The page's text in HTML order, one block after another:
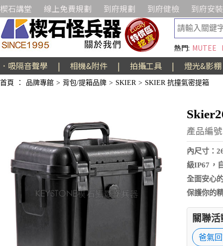
楔石講堂 線上免費規劃 到府規劃 到府健檢 到府安裝
熱門: MUTEE
．吸隔音聲學 | 相機&附件 | 拍攝工具 | 燈光&影棚
首頁 ： 品牌專館 > 背包/提箱品牌 > SKIER > SKIER 抗撞氣密提箱
產品編
內尺寸：
級IP67，
全面安心
保護你的
關聯
爸氣